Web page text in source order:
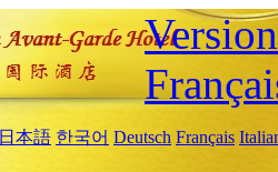
日本語 한국어 Deutsch Français